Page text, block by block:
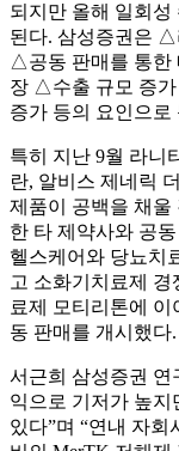
되지만 올해 일회성
된다. 삼성증권은 △
△공동 판매를 통한
장 △수출 규모 증
증가 등의 요인으로
특히 지난 9월 라니
란, 알비스 제네릭
제품이 공백을 채울
한 타 제약사와 공
헬스케어와 당뇨치
고 소화기치료제 경
료제 모티리톤에
동 판매를 개시했다.
서근희 삼성증권 연
익으로 기저가 높
있다”며 “연내 자회